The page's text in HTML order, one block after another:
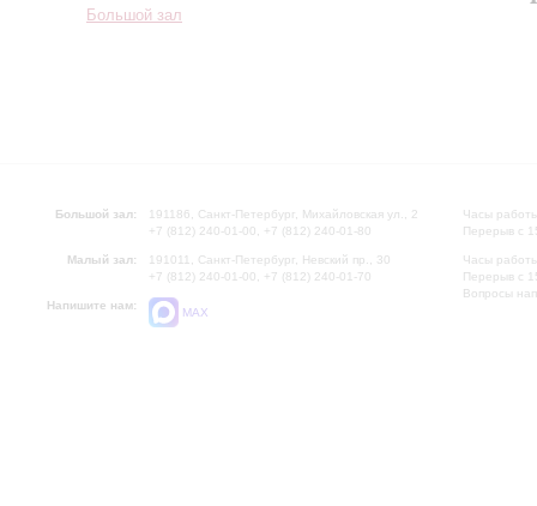
Большой зал
Большой зал:
191186, Санкт-Петербург, Михайловская ул., 2
+7 (812) 240-01-00, +7 (812) 240-01-80
Малый зал:
191011, Санкт-Петербург, Невский пр., 30
+7 (812) 240-01-00, +7 (812) 240-01-70
Напишите нам:
MAX
Часы
Перерыв с
Часы
Перерыв с
Вопросы